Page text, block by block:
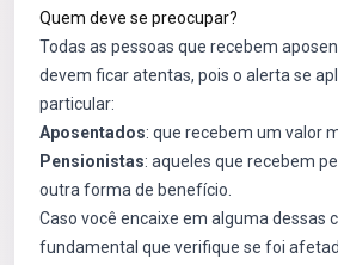
Quem deve se preocupar?
Todas as pessoas que recebem
devem ficar atentas, pois o alerta se
particular:
Aposentados: que recebem um valor
Pensionistas: aqueles que recebem
outra forma de benefício.
Caso você encaixe em alguma dessas
fundamental que verifique se foi